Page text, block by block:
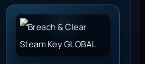
Breach & Clear Steam Key